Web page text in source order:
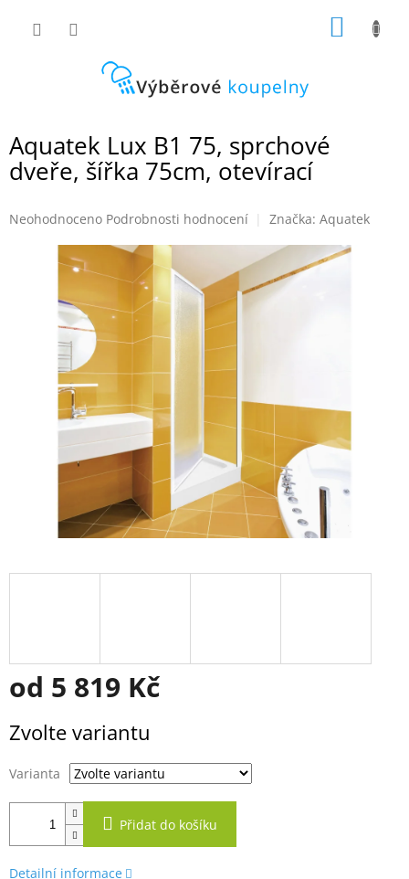
Aquatek Lux B1 75, sprchové
dveře, šířka 75cm, otevírací
Průměrné
hvězdiček.
Neohodnoceno Podrobnosti hodnocení Značka: Aquatek
od 5 819 Kč
cena:
Zvolte variantu
Varianta
Přidat do košíku
Detailní informace